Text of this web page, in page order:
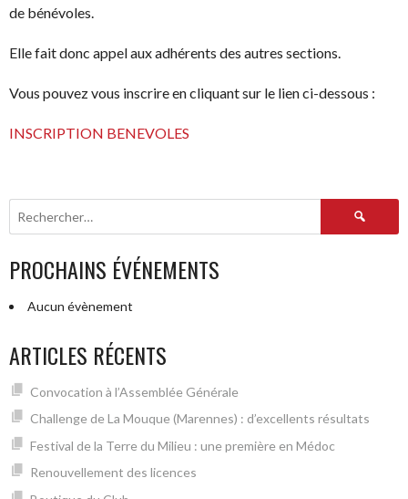
de bénévoles.
Elle fait donc appel aux adhérents des autres sections.
Vous pouvez vous inscrire en cliquant sur le lien ci-dessous :
INSCRIPTION BENEVOLES
Rechercher :
PROCHAINS ÉVÉNEMENTS
Aucun évènement
ARTICLES RÉCENTS
Convocation à l’Assemblée Générale
Challenge de La Mouque (Marennes) : d’excellents résultats
Festival de la Terre du Milieu : une première en Médoc
Renouvellement des licences